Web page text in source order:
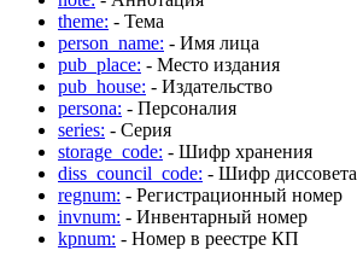
theme: - Тема
person_name: - Имя лица
pub_place: - Место издания
pub_house: - Издательство
persona: - Персоналия
series: - Серия
storage_code: - Шифр хранения
diss_council_code: - Шифр диссовета
regnum: - Регистрационный номер
invnum: - Инвентарный номер
kpnum: - Номер в реестре КП